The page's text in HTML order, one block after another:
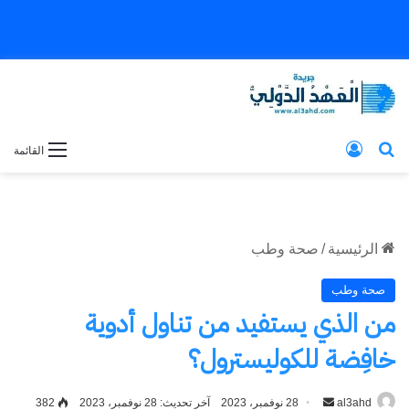
القائمة بحث عن
الرئيسية / صحة وطب
صحة وطب
من الذي يستفيد من تناول أدوية
خافِضة للكوليسترول؟
al3ahd
أرسل 28 نوفمبر، 2023 آخر تحديث: 28 نوفمبر، 2023 382